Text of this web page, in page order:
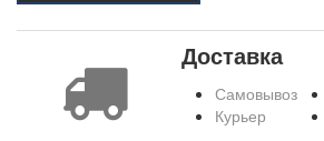
Доставка
Самовывоз
Курьер